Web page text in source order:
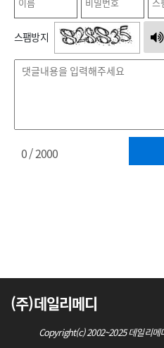
스팸방지
0/ 2000
(주)데일리메디
Copyright(c) 2002~2025 데일리